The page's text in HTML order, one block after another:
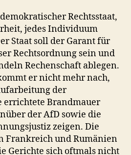
Rechtsstaat,
jedes Individuum
Staat soll der Garant für
Rechtsordnung sein und
Rechenschaft ablegen.
er nicht mehr nach,
der
errichtete Brandmauer
der AfD sowie die
zeigen. Die
Frankreich und Rumänien
Gerichte sich oftmals nicht